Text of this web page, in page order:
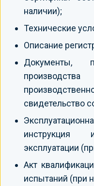
наличии);
Технические
Описание
Документы,
свидетельство
инструкция
эксплуатации
Акт
испытаний (при